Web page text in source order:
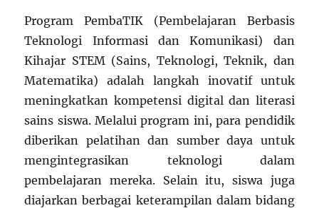
Program PembaTIK (Pembelajaran Berbasis
Teknologi Informasi dan Komunikasi) dan
Kihajar STEM (Sains, Teknologi, Teknik, dan
Matematika) adalah langkah inovatif untuk
meningkatkan kompetensi digital dan literasi
sains siswa. Melalui program ini, para pendidik
diberikan pelatihan dan sumber daya untuk
mengintegrasikan teknologi dalam
pembelajaran mereka. Selain itu, siswa juga
diajarkan berbagai keterampilan dalam bidang